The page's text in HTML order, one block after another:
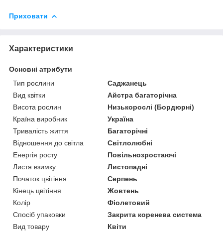
Приховати
Характеристики
Основні атрибути
Тип рослини
Саджанець
Вид квітки
Айстра багаторічна
Висота рослин
Низькорослі (Бордюрні)
Країна виробник
Україна
Тривалість життя
Багаторічні
Відношення до світла
Світлолюбні
Енергія росту
Повільнозростаючі
Листя взимку
Листопадні
Початок цвітіння
Серпень
Кінець цвітіння
Жовтень
Колір
Фіолетовий
Спосіб упаковки
Закрита коренева система
Вид товару
Квіти